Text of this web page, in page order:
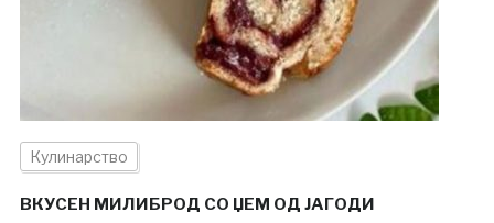
Кулинарство
ВКУСЕН МИЛИБРОД СО ЏЕМ ОД ЈАГОДИ